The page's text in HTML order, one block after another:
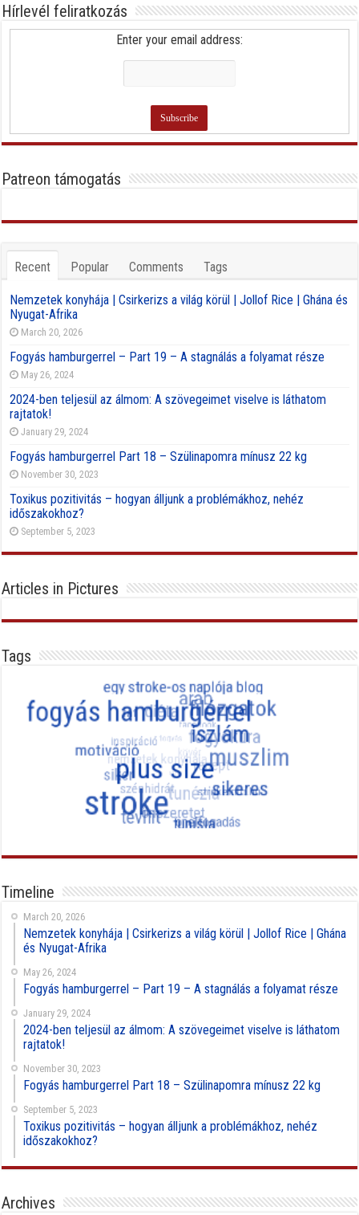
Hírlevél feliratkozás
Enter your email address:
Patreon támogatás
Recent Popular Comments Tags
Nemzetek konyhája | Csirkerizs a világ körül | Jollof Rice | Ghána és
Nyugat-Afrika
March 20, 2026
Fogyás hamburgerrel – Part 19 – A stagnálás a folyamat része
May 26, 2024
2024-ben teljesül az álmom: A szövegeimet viselve is láthatom
rajtatok!
January 29, 2024
Fogyás hamburgerrel Part 18 – Szülinapomra mínusz 22 kg
November 30, 2023
Toxikus pozitivitás – hogyan álljunk a problémákhoz, nehéz
időszakokhoz?
September 5, 2023
Articles in Pictures
Tags
Timeline
March 20, 2026
Nemzetek konyhája | Csirkerizs a világ körül | Jollof Rice | Ghána
és Nyugat-Afrika
May 26, 2024
Fogyás hamburgerrel – Part 19 – A stagnálás a folyamat része
January 29, 2024
2024-ben teljesül az álmom: A szövegeimet viselve is láthatom
rajtatok!
November 30, 2023
Fogyás hamburgerrel Part 18 – Szülinapomra mínusz 22 kg
September 5, 2023
Toxikus pozitivitás – hogyan álljunk a problémákhoz, nehéz
időszakokhoz?
Archives